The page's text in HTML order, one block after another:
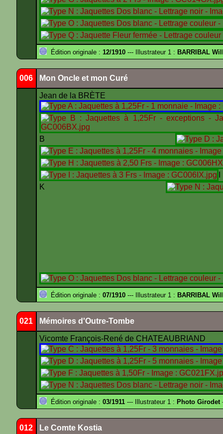
Édition originale : 12/1910 --- Illustrateur 1 : BARRIBAL
006 Mon Oncle et mon Curé
Jean de la BRÈTE
B
K
Édition originale : 07/1910 --- Illustrateur 1 : BARRIBAL
021 Mémoires d'Outre-Tombe
Vicomte François-René de CHATEAUBRIAND
Édition originale : 03/1911 --- Illustrateur 1 : Photo Girodet
012 Le Comte Kostia